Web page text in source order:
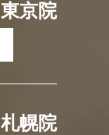
東京院
札幌院